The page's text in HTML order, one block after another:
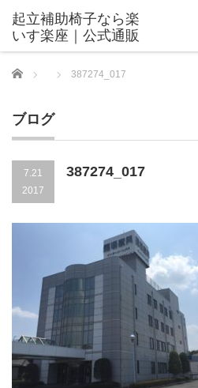
Home 387274_017
ブログ
7.21
2017
387274_017